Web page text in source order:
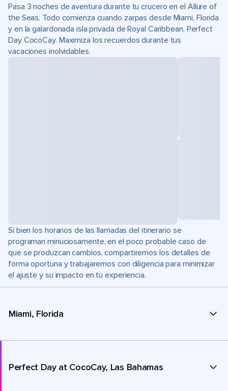
Pasa 3 noches de aventura durante tu crucero en el Allure of
the Seas. Todo comienza cuando zarpas desde Miami, Florida
y en la galardonada isla privada de Royal Caribbean, Perfect
Day CocoCay. Maximiza los recuerdos durante tus
vacaciones inolvidables.
Si bien los horarios de las llamadas del itinerario se
programan minuciosamente, en el poco probable caso de
que se produzcan cambios, compartiremos los detalles de
forma oportuna y trabajaremos con diligencia para minimizar
el ajuste y su impacto en tu experiencia.
Miami, Florida
Perfect Day at CocoCay, Las Bahamas